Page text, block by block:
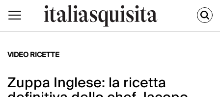
VIDEO RICETTE
Zuppa Inglese: la ricetta